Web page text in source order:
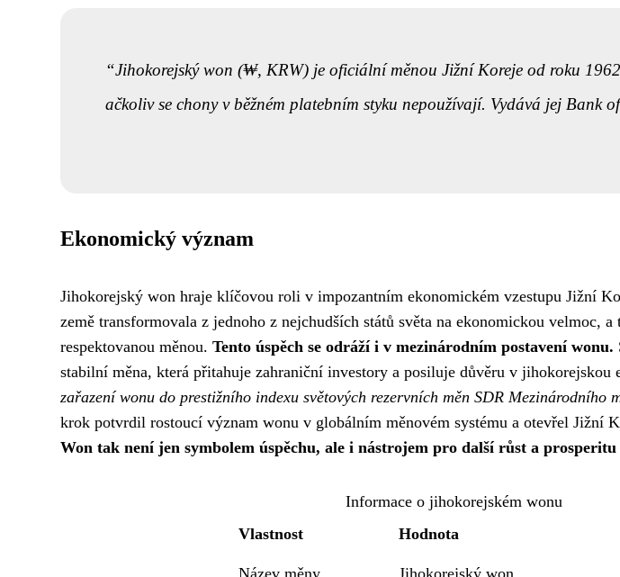
Jihokorejský won (₩, KRW) je oficiální měnou Jižní Koreje od roku
ačkoliv se chony v běžném platebním styku nepoužívají. Vydává jej Bank
Ekonomický význam
Jihokorejský won hraje klíčovou roli v impozantním ekonomickém vzestupu Jižní
země transformovala z jednoho z nejchudších států světa na ekonomickou velmoc,
respektovanou měnou. Tento úspěch se odráží i v mezinárodním postavení wonu.
stabilní měna, která přitahuje zahraniční investory a posiluje důvěru v jihokorejskou
zařazení wonu do prestižního indexu světových rezervních měn SDR Mezinárodního
krok potvrdil rostoucí význam wonu v globálním měnovém systému a otevřel Jižní
Won tak není jen symbolem úspěchu, ale i nástrojem pro další růst a
Informace o jihokorejském wonu
Vlastnost
Hodnota